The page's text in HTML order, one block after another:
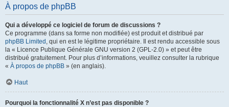
À propos de phpBB
Qui a développé ce logiciel de forum de discussions ?
Ce programme (dans sa forme non modifiée) est produit et distribué par
phpBB Limited , qui en est le légitime propriétaire. Il est rendu accessible sous
la « Licence Publique Générale GNU version 2 (GPL-2.0) » et peut être
distribué gratuitement. Pour plus d’informations, veuillez consulter la rubrique
« À propos de phpBB » (en anglais).
Haut
Pourquoi la fonctionnalité X n’est pas disponible ?